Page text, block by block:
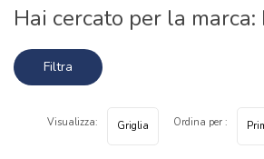
Home Marche parafarmaci Bb Farma Srl
Hai cercato per la
Filtra
Visualizza: Ordina per :